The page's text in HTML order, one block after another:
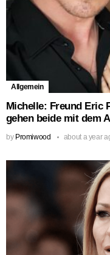
Allgemein
Michelle: Freund Eric
gehen beide mit dem
by Promiwood about a year